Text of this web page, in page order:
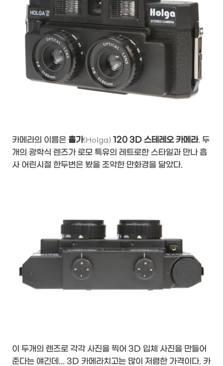
카메라의 이름은 홀가(Holga) 120 3D 스테레오 카메라. 두
개의 광학식 렌즈가 로모 특유의 레트로한 스타일과 만나 흡
사 어린시절 한두번은 봤을 조악한 만화경을 닮았다.
이 두개의 렌즈로 각각 사진을 찍어 3D 입체 사진을 만들어
준다는 얘긴데... 3D 카메라치고는 많이 저렴한 가격이다. 카